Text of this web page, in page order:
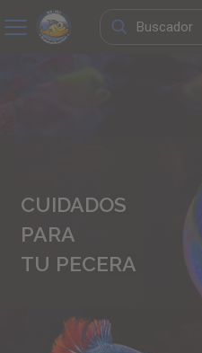
CUIDADOS
PARA
TU PECERA